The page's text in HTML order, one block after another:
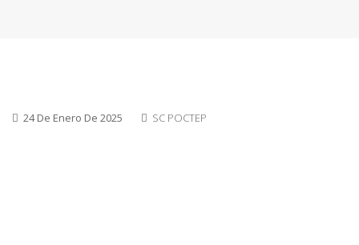
24 De Enero De 2025 SC POCTEP